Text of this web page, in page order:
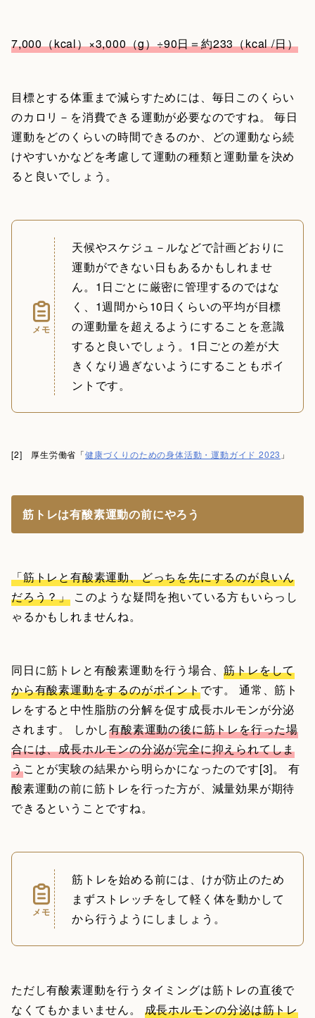
7,000（kcal）×3,000（g）÷90日＝約233（kcal /日）
目標とする体重まで減らすためには、毎日このくらい
のカロリ－を消費できる運動が必要なのですね。 毎日
運動をどのくらいの時間できるのか、どの運動なら続
けやすいかなどを考慮して運動の種類と運動量を決め
ると良いでしょう。
メモ
天候やスケジュ－ルなどで計画どおりに
運動ができない日もあるかもしれませ
ん。1日ごとに厳密に管理するのではな
く、1週間から10日くらいの平均が目標
の運動量を超えるようにすることを意識
すると良いでしょう。1日ごとの差が大
きくなり過ぎないようにすることもポイ
ントです。
[2] 厚生労働省「健康づくりのための身体活動・運動ガイド 2023 」
筋トレは有酸素運動の前にやろう
「筋トレと有酸素運動、どっちを先にするのが良いん
だろう？」 このような疑問を抱いている方もいらっし
ゃるかもしれませんね。
同日に筋トレと有酸素運動を行う場合、筋トレをして
から有酸素運動をするのがポイントです。 通常、筋ト
レをすると中性脂肪の分解を促す成長ホルモンが分泌
されます。 しかし有酸素運動の後に筋トレを行った場
合には、成長ホルモンの分泌が完全に抑えられてしま
うことが実験の結果から明らかになったのです[3]。 有
酸素運動の前に筋トレを行った方が、減量効果が期待
できるということですね。
メモ
筋トレを始める前には、けが防止のため
まずストレッチをして軽く体を動かして
から行うようにしましょう。
ただし有酸素運動を行うタイミングは筋トレの直後で
なくてもかまいません。 成長ホルモンの分泌は筋トレ